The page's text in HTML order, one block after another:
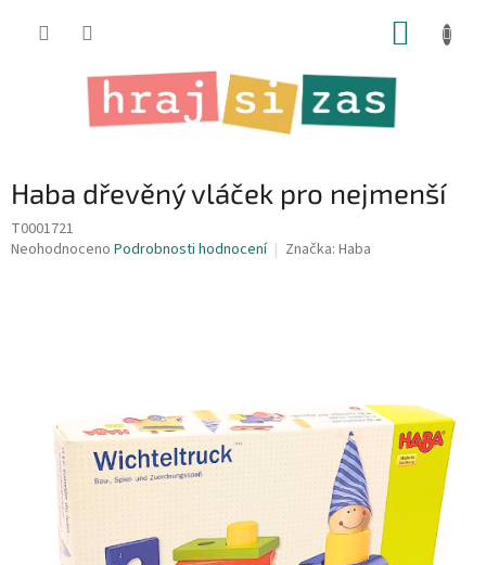
Haba dřevěný vláček pro nejmenší
T0001721
Průměrné
Neohodnoceno Podrobnosti hodnocení Značka: Haba